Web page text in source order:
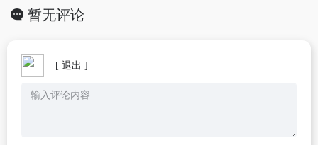
暂无评论
[ 退出 ]